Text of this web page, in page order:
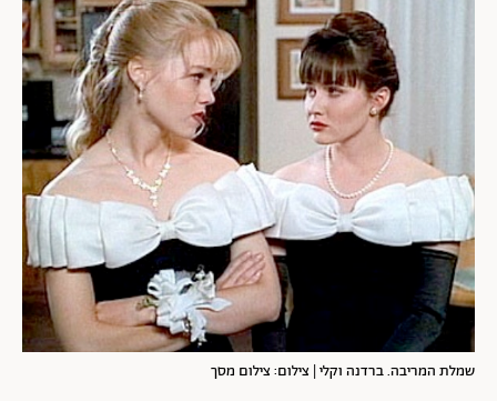
שמלת המריבה. ברדנה וקלי | צילום: צילום מסך